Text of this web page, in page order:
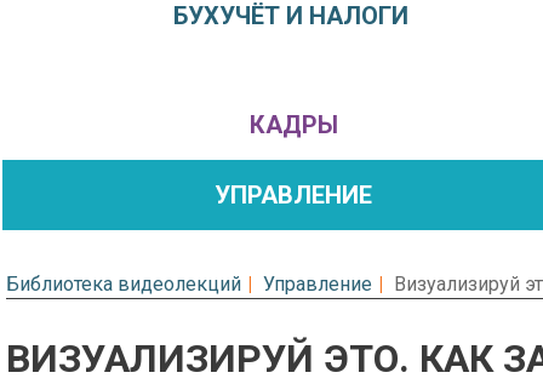
БУХУЧЁТ И НАЛОГИ
КАДРЫ
УПРАВЛЕНИЕ
Библиотека видеолекций Управление Визуализируй
ВИЗУАЛИЗИРУЙ ЭТО. КАК